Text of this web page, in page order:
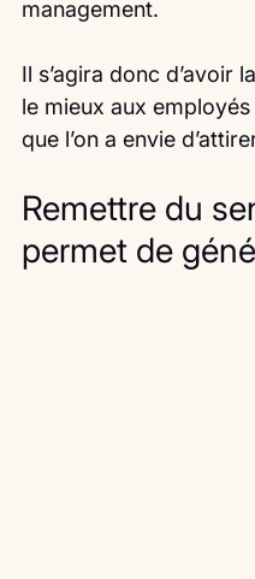
management.
Il s’agira donc d’avoir
le mieux aux
que l’on a envie
Remettre du
permet de